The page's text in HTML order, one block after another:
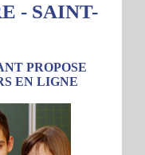
- SAINT-
PROPOSE
EN LIGNE